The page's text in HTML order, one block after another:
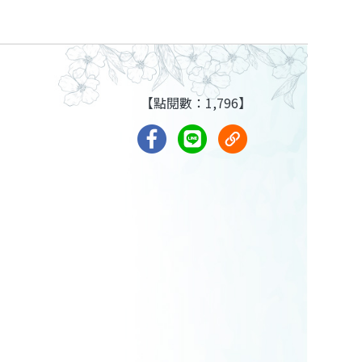
【點閱數：1,796】